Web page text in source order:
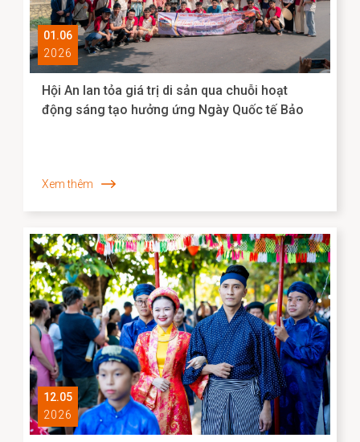
01.06
2026
Hội An lan tỏa giá trị di sản qua chuỗi hoạt
động sáng tạo hưởng ứng Ngày Quốc tế Bảo
Xem thêm
12.05
2026